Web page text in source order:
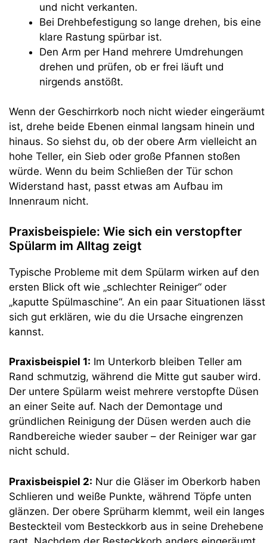
und nicht verkanten.
Bei Drehbefestigung so lange drehen, bis eine
klare Rastung spürbar ist.
Den Arm per Hand mehrere Umdrehungen
drehen und prüfen, ob er frei läuft und
nirgends anstößt.
Wenn der Geschirrkorb noch nicht wieder eingeräumt
ist, drehe beide Ebenen einmal langsam hinein und
hinaus. So siehst du, ob der obere Arm vielleicht an
hohe Teller, ein Sieb oder große Pfannen stoßen
würde. Wenn du beim Schließen der Tür schon
Widerstand hast, passt etwas am Aufbau im
Innenraum nicht.
Praxisbeispiele: Wie sich ein verstopfter
Spülarm im Alltag zeigt
Typische Probleme mit dem Spülarm wirken auf den
ersten Blick oft wie „schlechter Reiniger“ oder
„kaputte Spülmaschine“. An ein paar Situationen lässt
sich gut erklären, wie du die Ursache eingrenzen
kannst.
Praxisbeispiel 1: Im Unterkorb bleiben Teller am
Rand schmutzig, während die Mitte gut sauber wird.
Der untere Spülarm weist mehrere verstopfte Düsen
an einer Seite auf. Nach der Demontage und
gründlichen Reinigung der Düsen werden auch die
Randbereiche wieder sauber – der Reiniger war gar
nicht schuld.
Praxisbeispiel 2: Nur die Gläser im Oberkorb haben
Schlieren und weiße Punkte, während Töpfe unten
glänzen. Der obere Sprüharm klemmt, weil ein langes
Besteckteil vom Besteckkorb aus in seine Drehebene